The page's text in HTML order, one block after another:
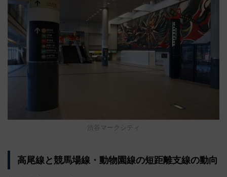
渋谷マークシティ
高尾線と競馬場線・動物園線の短距離支線の動向